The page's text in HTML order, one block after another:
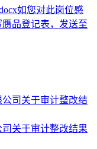
如您对此岗位感
品登记表，发送至
关于审计整改结果